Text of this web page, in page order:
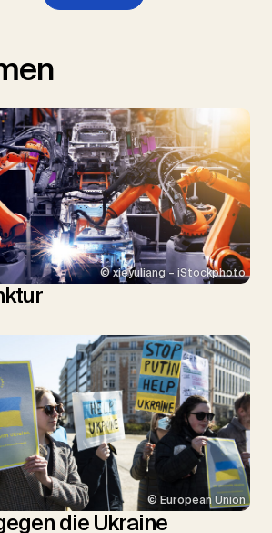
© xieyuliang – iStockphoto
© European Union
die Ukraine